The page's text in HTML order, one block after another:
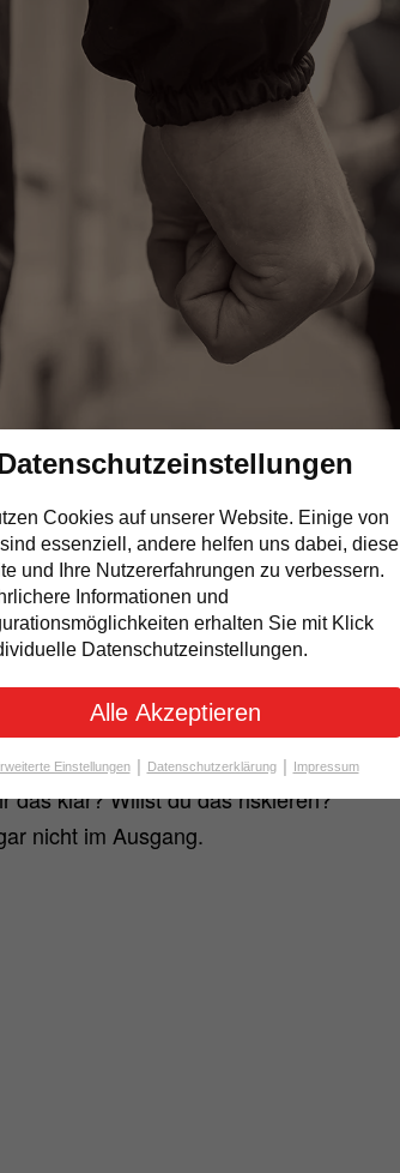
lange kein Mann.
unter Beweis, wenn Du mit einem
Waffen und gefährliche
das klar? Willst du das riskieren?
nicht im Ausgang.
Cookies auf unserer Website. Einige von
sind essenziell, andere helfen uns dabei, diese
und Ihre Nutzererfahrungen zu verbessern.
Informationen und
erhalten Sie mit Klick
Datenschutzeinstellungen.
Alle Akzeptieren
Einstellungen | Datenschutzerklärung | Impressum